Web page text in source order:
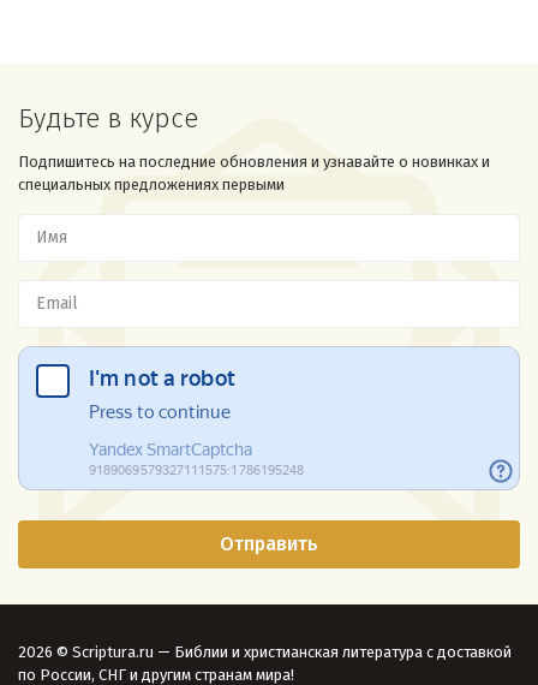
Будьте в курсе
Подпишитесь на последние обновления и узнавайте о новинках и
специальных предложениях первыми
2026 © Scriptura.ru — Библии и христианская литература с доставкой
по России, СНГ и другим странам мира!